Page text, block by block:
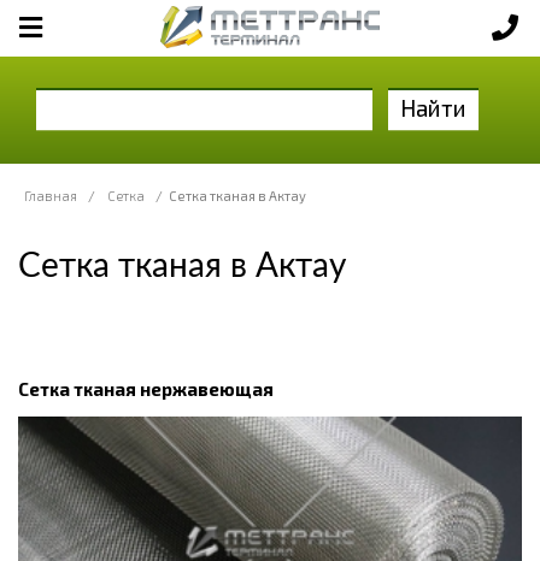
Найти
Главная / Сетка / Сетка тканая в Актау
Сетка тканая в Актау
Сетка тканая нержавеющая